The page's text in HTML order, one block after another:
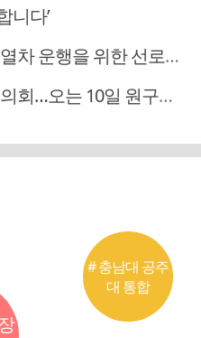
니다’
운행을 위한 선로관리
는 10일 원구성 다시 돌입
# 충남대 공주
대 통합